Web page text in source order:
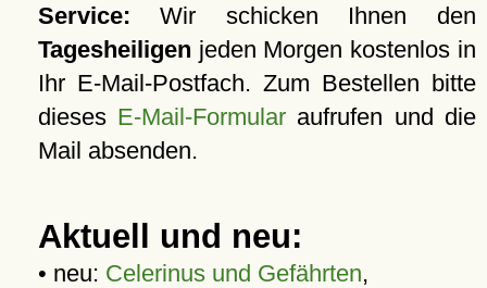
Service: Wir schicken Ihnen den
Tagesheiligen jeden Morgen kostenlos in
Ihr E-Mail-Postfach. Zum Bestellen bitte
dieses E-Mail-Formular aufrufen und die
Mail absenden.
Aktuell und neu:
• neu: Celerinus und Gefährten,